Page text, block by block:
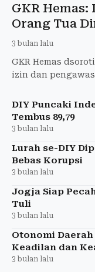
GKR
Orang Tua
3 bulan lalu
GKR Hemas
izin dan
DIY Puncaki
Tembus 89,79
3 bulan lalu
Lurah se-DIY
Bebas Korupsi
3 bulan lalu
Jogja Siap
Tuli
3 bulan lalu
Otonomi
Keadilan dan
3 bulan lalu